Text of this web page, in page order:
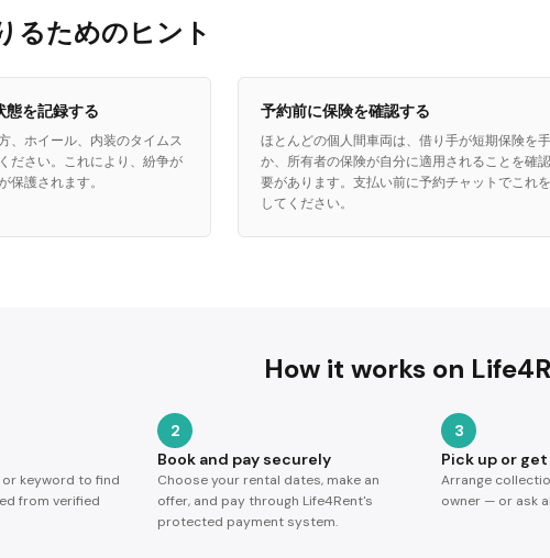
るためのヒント
態を記録する
、ホイール、内装のタイムス
ださい。これにより、紛争が
保護されます。
予約前に保険を確認する
ほとんどの個人間車両は、借り手が短期保険を
か、所有者の保険が自分に適用されることを確
要があります。支払い前に予約チャットでこれ
してください。
How it works on
keyword to find
from verified
2
Book and pay securely
Choose your rental dates, make an
offer, and pay through Life4Rent's
protected payment system.
3
Pick up or
Arrange
owner — or ask